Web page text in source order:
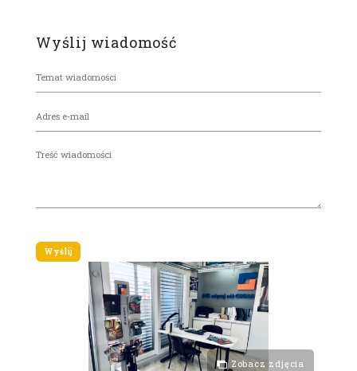
Wyślij wiadomość
Zobacz zdjęcia